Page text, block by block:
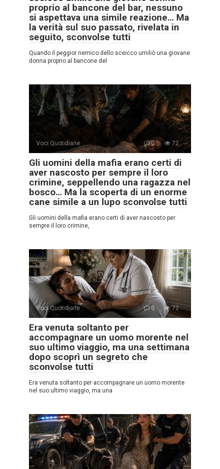
proprio al bancone del bar, nessuno
si aspettava una simile reazione… Ma
la verità sul suo passato, rivelata in
seguito, sconvolse tutti
Quando il peggior nemico dello sceicco umiliò una giovane
donna proprio al bancone del
Voci Quotidiane 0 72
Gli uomini della mafia erano certi di
aver nascosto per sempre il loro
crimine, seppellendo una ragazza nel
bosco… Ma la scoperta di un enorme
cane simile a un lupo sconvolse tutti
Gli uomini della mafia erano certi di aver nascosto per
sempre il loro crimine,
Voci Quotidiane 0 72
Era venuta soltanto per
accompagnare un uomo morente nel
suo ultimo viaggio, ma una settimana
dopo scoprì un segreto che
sconvolse tutti
Era venuta soltanto per accompagnare un uomo morente
nel suo ultimo viaggio, ma una